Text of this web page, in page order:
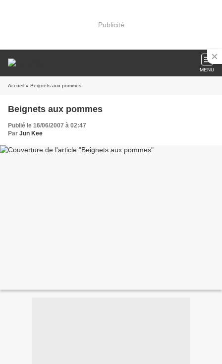
Publicité
MENU
Accueil » Beignets aux pommes
Beignets aux pommes
Publié le 16/06/2007 à 02:47
Par Jun Kee